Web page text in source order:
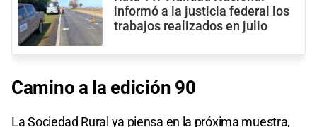
informó a la justicia federal los
trabajos realizados en julio
Camino a la edición 90
La Sociedad Rural ya piensa en la próxima muestra,